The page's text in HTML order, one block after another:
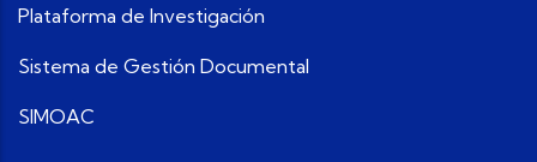
Plataforma de Investigación
Sistema de Gestión Documental
SIMOAC